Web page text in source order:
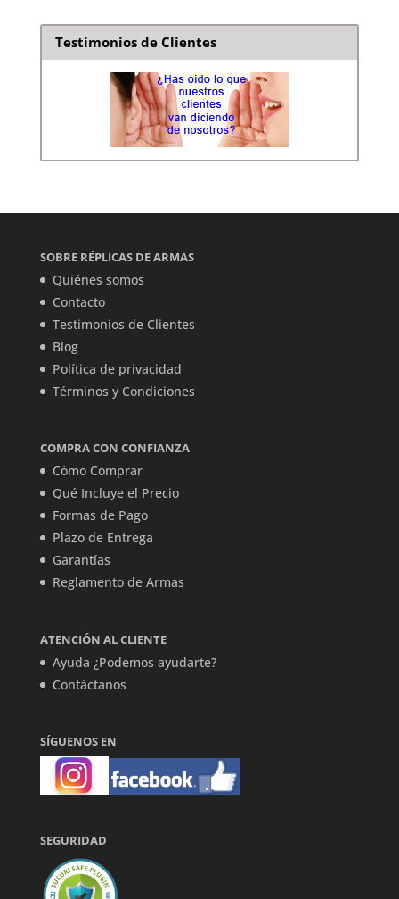
Testimonios de Clientes
SOBRE RÉPLICAS DE ARMAS
Quiénes somos
Contacto
Testimonios de Clientes
Blog
Política de privacidad
Términos y Condiciones
COMPRA CON CONFIANZA
Cómo Comprar
Qué Incluye el Precio
Formas de Pago
Plazo de Entrega
Garantías
Reglamento de Armas
ATENCIÓN AL CLIENTE
Ayuda ¿Podemos ayudarte?
Contáctanos
SÍGUENOS EN
SEGURIDAD